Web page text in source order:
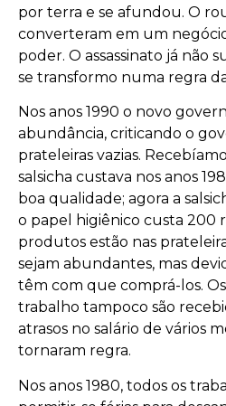
por terra e se afundou. O
converteram em um
poder. O assassinato já não
se transformo numa regra
Nos anos 1990 o novo
abundância, criticando o
prateleiras vazias.
salsicha custava nos anos
boa qualidade; agora a
o papel higiênico custa 200
produtos estão nas
sejam abundantes, mas
têm com que comprá-los.
trabalho tampoco são
atrasos no salário de vários
tornaram regra.
Nos anos 1980, todos os